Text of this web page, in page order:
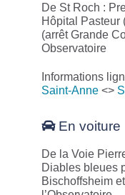
De St Roch :
Hôpital Pasteur
(arrêt Grande
Observatoire
Informations
Saint-Anne <>
En voiture
De la Voie
Diables bleues
Bischoffsheim